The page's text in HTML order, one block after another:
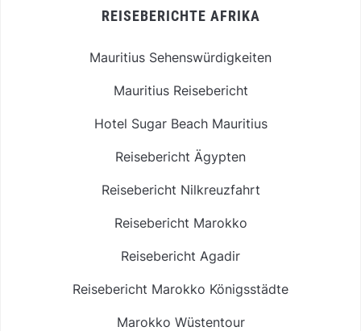
REISEBERICHTE AFRIKA
Mauritius Sehenswürdigkeiten
Mauritius Reisebericht
Hotel Sugar Beach Mauritius
Reisebericht Ägypten
Reisebericht Nilkreuzfahrt
Reisebericht Marokko
Reisebericht Agadir
Reisebericht Marokko Königsstädte
Marokko Wüstentour